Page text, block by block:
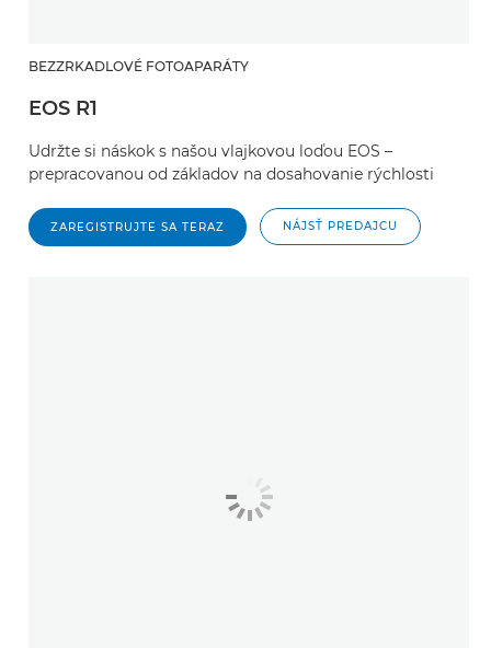
BEZZRKADLOVÉ FOTOAPARÁTY
EOS R1
Udržte si náskok s našou vlajkovou loďou EOS –
prepracovanou od základov na dosahovanie rýchlosti
ZAREGISTRUJTE SA TERAZ NÁJSŤ PREDAJCU